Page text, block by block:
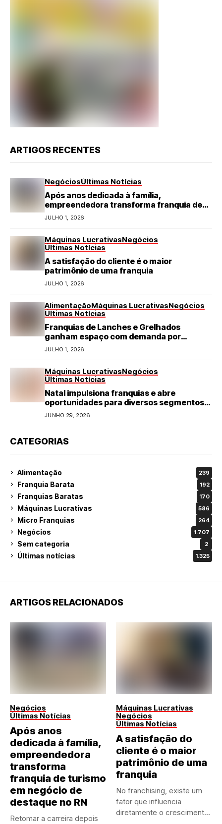
ARTIGOS RECENTES
NegóciosÚltimas Notícias
Após anos dedicada à família,
empreendedora transforma franquia de
turismo em negócio de destaque no RN
JULHO 1, 2026
Máquinas LucrativasNegócios
Últimas Notícias
A satisfação do cliente é o maior
patrimônio de uma franquia
JULHO 1, 2026
AlimentaçãoMáquinas LucrativasNegócios
Últimas Notícias
Franquias de Lanches e Grelhados
ganham espaço com demanda por
refeições rápidas e de qualidade
JULHO 1, 2026
Máquinas LucrativasNegócios
Últimas Notícias
Natal impulsiona franquias e abre
oportunidades para diversos segmentos
do varejo
JUNHO 29, 2026
CATEGORIAS
Alimentação 239
Franquia Barata 192
Franquias Baratas 170
Máquinas Lucrativas 586
Micro Franquias 264
Negócios 1.707
Sem categoria 2
Últimas notícias 1.325
ARTIGOS RELACIONADOS
Negócios
Últimas Notícias
Após anos
dedicada à família,
empreendedora
transforma
franquia de turismo
em negócio de
destaque no RN
Retomar a carreira depois
Máquinas Lucrativas
Negócios
Últimas Notícias
A satisfação do
cliente é o maior
patrimônio de uma
franquia
No franchising, existe um
fator que influencia
diretamente o crescimento